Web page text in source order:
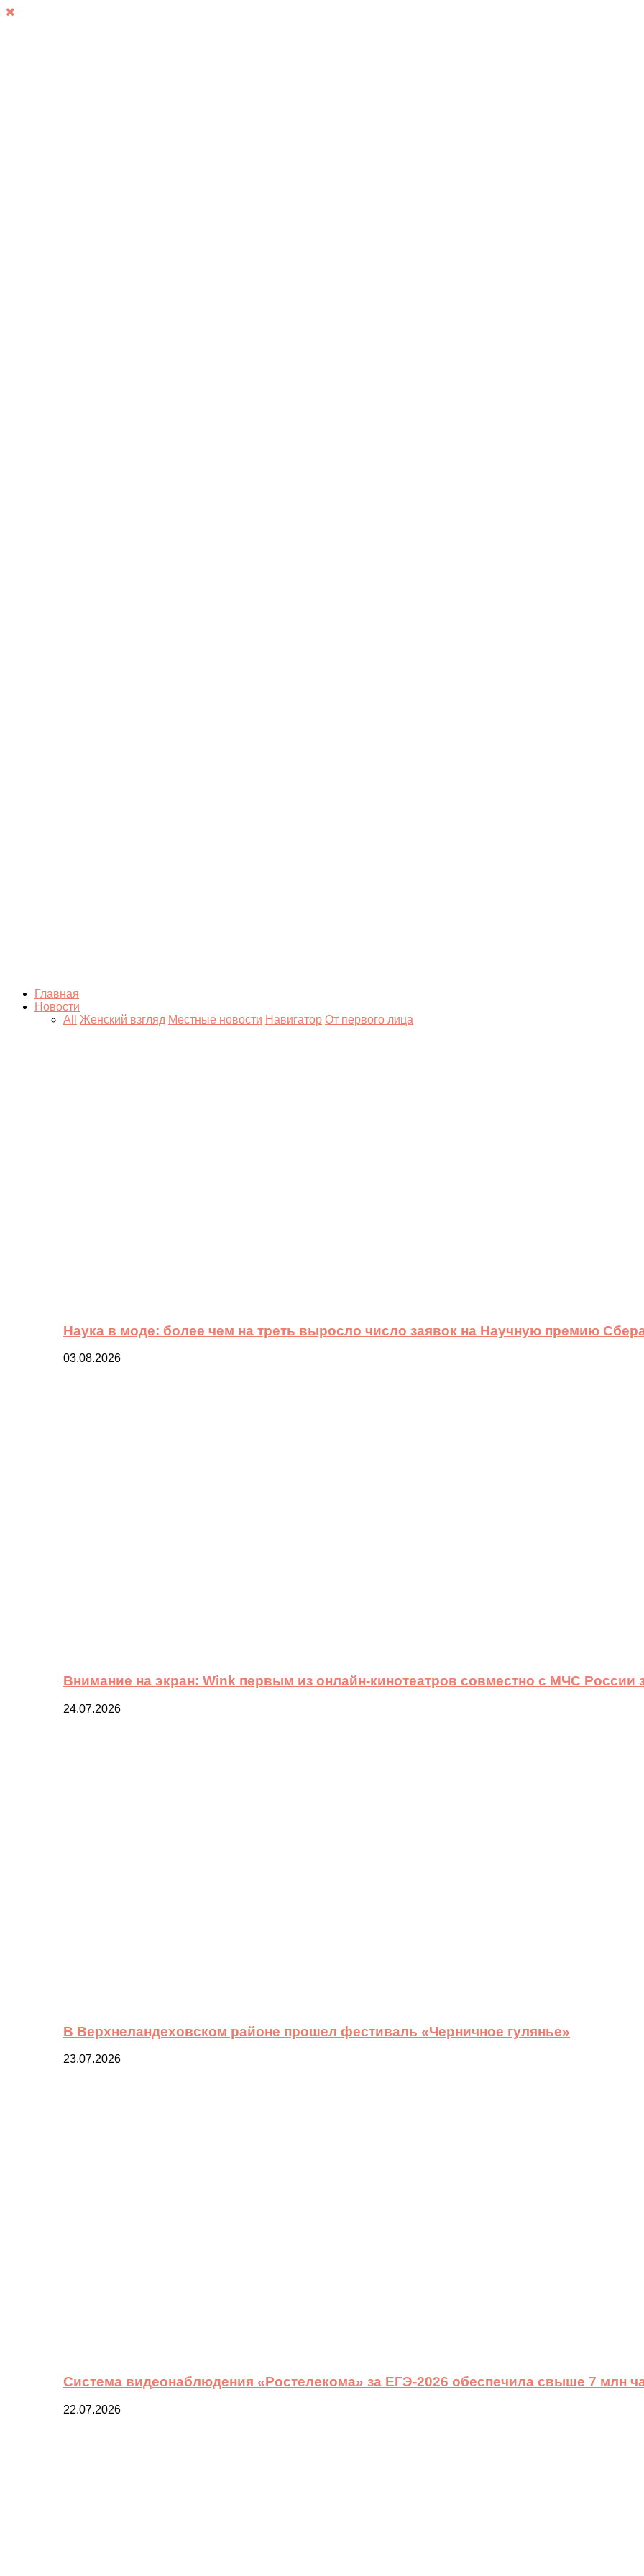
Главная
Новости
All
Женский взгляд Местные новости Навигатор От первого лица
Наука в моде: более чем на треть выросло число заявок на Научную премию
03.08.2026
Внимание на экран: Wink первым из онлайн-кинотеатров совместно с МЧС России
24.07.2026
В Верхнеландеховском районе прошел фестиваль «Черничное гулянье»
23.07.2026
Система видеонаблюдения «Ростелекома» за ЕГЭ-2026 обеспечила свыше 7 млн
22.07.2026